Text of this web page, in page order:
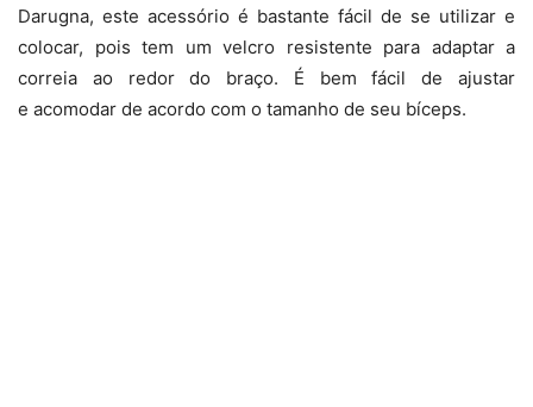
Darugna, este acessório é bastante fácil de se utilizar e
colocar, pois tem um velcro resistente para adaptar a
correia ao redor do braço. É bem fácil de ajustar
e acomodar de acordo com o tamanho de seu bíceps.